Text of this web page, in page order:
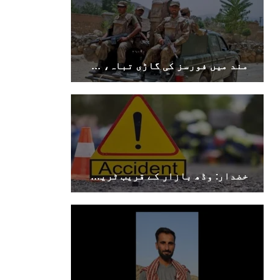
مند میں فورسز کی گاڑی تباہ، سوراب میں کوئٹہ–کراچی شاہراہ کا پل دھماکے سے تباہ
خضدار: وڈھ بازار کے قریب ٹریفک حادثے میں 4 افراد جاں بحق، 3 زخمی